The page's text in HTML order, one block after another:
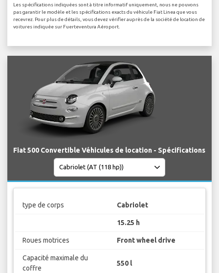
Les spécifications indiquées sont à titre informatif uniquement, nous ne pouvons
pas garantir le modèle et les spécifications exacts du véhicule Fiat Linea que vous
recevrez. Pour plus de détails, vous devez vérifier auprès de la société de location de
voitures indiquée sur Fuerteventura Aéroport.
Fiat 500 Convertible Véhicules de location - Spécifications
type de corps Cabriolet
15.25 h
Roues motrices Front wheel drive
Capacité maximale du
coffre
550 l